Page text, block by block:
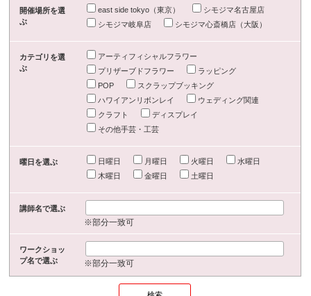
開催場所を選
ぶ
east side tokyo（東京）
シモジマ名古屋店
シモジマ岐阜店
シモジマ心斎橋店（大阪）
カテゴリを選
ぶ
アーティフィシャルフラワー
プリザーブドフラワー
ラッピング
POP
スクラップブッキング
ハワイアンリボンレイ
ウェディング関連
クラフト
ディスプレイ
その他手芸・工芸
曜日を選ぶ 日曜日 月曜日 火曜日
水曜日
木曜日
金曜日 土曜日
講師名で選ぶ
※部分一致可
ワークショッ
プ名で選ぶ
※部分一致可